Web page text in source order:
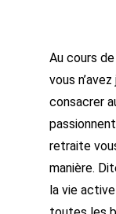
Au cours
vous
consacrer
retraite
manière.
la vie